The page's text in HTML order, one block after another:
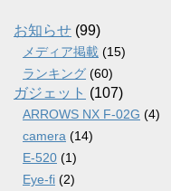
ブ
お知らせ (99)
メディア掲載 (15)
ランキング (60)
ガジェット (107)
ARROWS NX F-02G (4)
camera (14)
E-520 (1)
Eye-fi (2)